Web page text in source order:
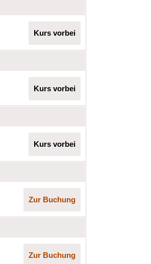
Kurs vorbei
Kurs vorbei
Kurs vorbei
Zur Buchung
Zur Buchung